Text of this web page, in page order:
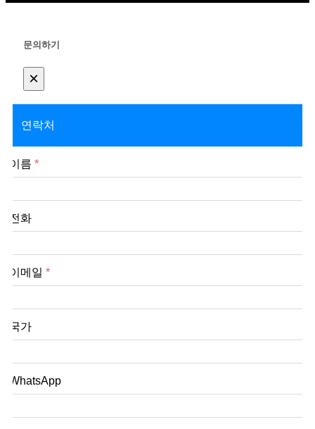
문의하기
×
연락처
이름 *
전화
이메일 *
국가
WhatsApp